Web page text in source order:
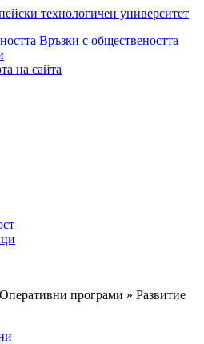
Връзки с обществеността
на сайта
Оперативни програми » Развитие